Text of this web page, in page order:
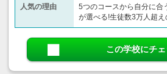
人気の理由
5つのコースから自分に合
が選べる!生徒数3万人超
この学校にチ